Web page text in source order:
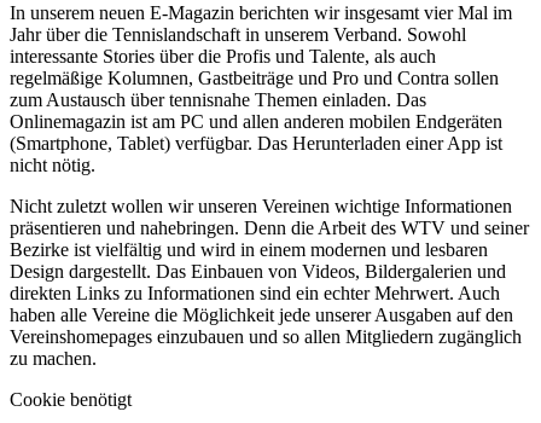
In unserem neuen E-Magazin berichten wir insgesamt vier Mal im
Jahr über die Tennislandschaft in unserem Verband. Sowohl
interessante Stories über die Profis und Talente, als auch
regelmäßige Kolumnen, Gastbeiträge und Pro und Contra sollen
zum Austausch über tennisnahe Themen einladen. Das
Onlinemagazin ist am PC und allen anderen mobilen Endgeräten
(Smartphone, Tablet) verfügbar. Das Herunterladen einer App ist
nicht nötig.
Nicht zuletzt wollen wir unseren Vereinen wichtige Informationen
präsentieren und nahebringen. Denn die Arbeit des WTV und seiner
Bezirke ist vielfältig und wird in einem modernen und lesbaren
Design dargestellt. Das Einbauen von Videos, Bildergalerien und
direkten Links zu Informationen sind ein echter Mehrwert. Auch
haben alle Vereine die Möglichkeit jede unserer Ausgaben auf den
Vereinshomepages einzubauen und so allen Mitgliedern zugänglich
zu machen.
Cookie benötigt